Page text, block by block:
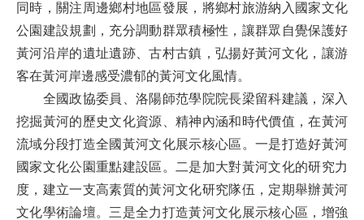
同時，關注周邊鄉村地區發展，將鄉村旅游納入國家文化
公園建設規劃，充分調動群眾積極性，讓群眾自覺保護好
黃河沿岸的遺址遺跡、古村古鎮，弘揚好黃河文化，讓游
客在黃河岸邊感受濃郁的黃河文化風情。
全國政協委員、洛陽師范學院院長梁留科建議，深入
挖掘黃河的歷史文化資源、精神內涵和時代價值，在黃河
流域分段打造全國黃河文化展示核心區。一是打造好黃河
國家文化公園重點建設區。二是加大對黃河文化的研究力
度，建立一支高素質的黃河文化研究隊伍，定期舉辦黃河
文化學術論壇。三是全力打造黃河文化展示核心區，增強